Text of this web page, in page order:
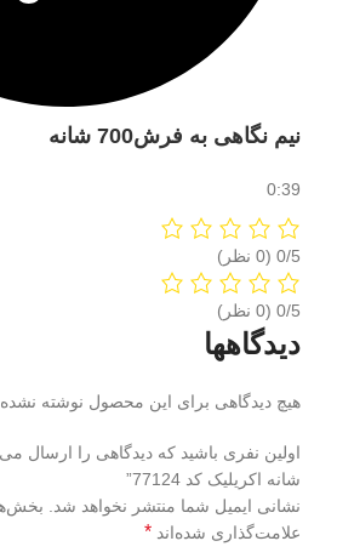
نیم نگاهی به فرش700 شانه
0:39
‫0/5
‫0/5
دیدگاهها
هیچ دیدگاهی برای این محصول نوشته
شانه اکریلیک کد 77124”
نشانی ایمیل شما منتشر نخواهد شد.
علامت‌گذاری شده‌اند *